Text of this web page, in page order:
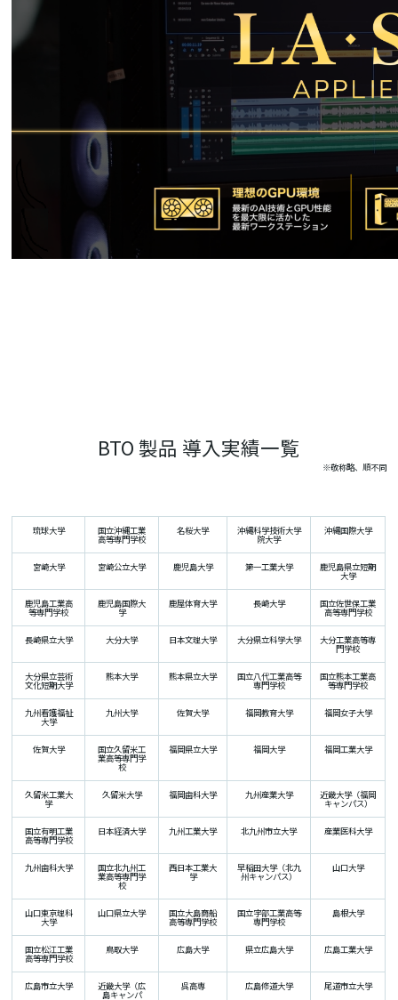
BTO 製品 導入実績一覧
※敬称略、順不同
琉球大学 国立沖縄工業
高等専門学校
名桜大学 沖縄科学技術大学
院大学
沖縄国際大学
宮崎大学 宮崎公立大学 鹿児島大学 第一工業大学 鹿児島県立短期
大学
鹿児島工業高
等専門学校
鹿児島国際大
学
鹿屋体育大学 長崎大学 国立佐世保工業
高等専門学校
長崎県立大学 大分大学 日本文理大学 大分県立科学大学 大分工業高等専
門学校
大分県立芸術
文化短期大学
熊本大学 熊本県立大学 国立八代工業高等
専門学校
国立熊本工業高
等専門学校
九州看護福祉
大学
九州大学 佐賀大学 福岡教育大学 福岡女子大学
佐賀大学 国立久留米工
業高等専門学
校
福岡県立大学 福岡大学 福岡工業大学
久留米工業大
学
久留米大学 福岡歯科大学 九州産業大学 近畿大学（福岡
キャンパス）
国立有明工業
高等専門学校
日本経済大学 九州工業大学 北九州市立大学 産業医科大学
九州歯科大学 国立北九州工
業高等専門学
校
西日本工業大
学
早稲田大学（北九
州キャンパス）
山口大学
山口東京理科
大学
山口県立大学 国立大島商船
高等専門学校
国立宇部工業高等
専門学校
島根大学
国立松江工業
高等専門学校
鳥取大学 広島大学 県立広島大学 広島工業大学
広島市立大学 近畿大学（広
島キャンパ
呉高専 広島修道大学 尾道市立大学